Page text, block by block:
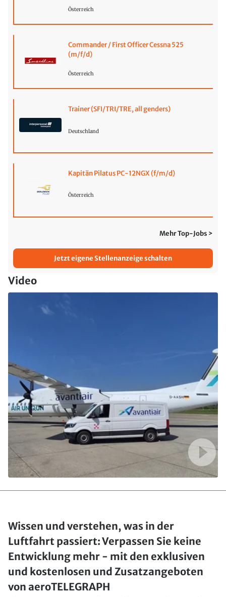
Österreich
Commander / First Officer Cessna 525
(m/f/d)
Österreich
Trainer (SFI/TRI/TRE, all genders)
Deutschland
Kapitän Pilatus PC-12NGX (f/m/d)
Österreich
Mehr Top-Jobs >
Jetzt eigene Stellenanzeige schalten
Video
Wissen und verstehen, was in der
Luftfahrt passiert: Verpassen Sie keine
Entwicklung mehr - mit den exklusiven
und kostenlosen und Zusatzangeboten
von aeroTELEGRAPH